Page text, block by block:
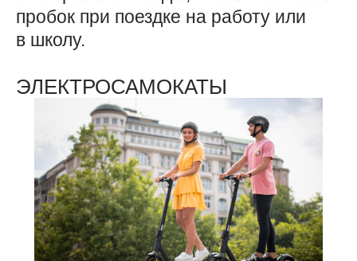
пробок при поездке на работу или
в школу.
ЭЛЕКТРОСАМОКАТЫ